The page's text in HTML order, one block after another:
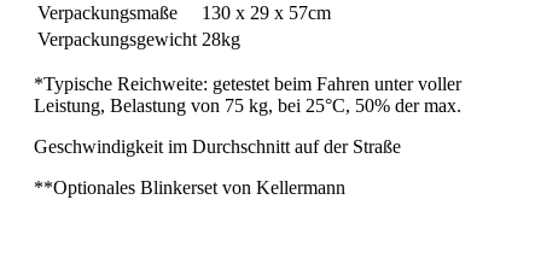
Verpackungsmaße
130 x 29 x 57cm
Verpackungsgewicht 28kg
*Typische Reichweite: getestet beim Fahren unter voller
Leistung, Belastung von 75 kg, bei 25°C, 50% der max.
Geschwindigkeit im Durchschnitt auf der Straße
**Optionales Blinkerset von Kellermann